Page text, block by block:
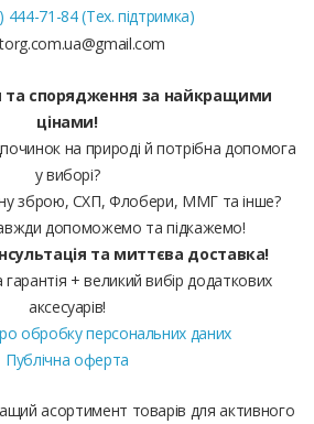
444-71-84 (Тех. підтримка)
та спорядження за найкращими
цінами!
на природі й потрібна допомога
у виборі?
зброю, СХП, Флобери, ММГ та інше?
допоможемо та підкажемо!
та миттєва доставка!
гарантія + великий вибір додаткових
аксесуарів!
обробку персональних даних
Публічна оферта
асортимент товарів для активного